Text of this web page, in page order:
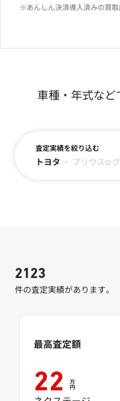
※あんしん決済導入済みの買取
車種・年式な
査定実績を絞り込む
トヨタ ・ プリウスα
2123
件の査定実績があります。
最高査定額
22 万
円